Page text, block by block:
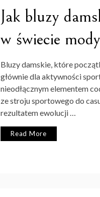
Jak bluzy
w świecie
Bluzy damskie, które
głównie dla aktywności
nieodłącznym elementem
ze stroju sportowego do
rezultatem ewolucji …
Read More